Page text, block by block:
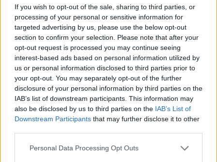
If you wish to opt-out of the sale, sharing to third parties, or
processing of your personal or sensitive information for
targeted advertising by us, please use the below opt-out
section to confirm your selection. Please note that after your
opt-out request is processed you may continue seeing
interest-based ads based on personal information utilized by
us or personal information disclosed to third parties prior to
your opt-out. You may separately opt-out of the further
disclosure of your personal information by third parties on the
IAB’s list of downstream participants. This information may
also be disclosed by us to third parties on the IAB’s List of
Downstream Participants that may further disclose it to other
Personal Data Processing Opt Outs
Nebenwirkungen
brennendes Gefühl
Bauchschwellung
Soll sie nach Bein-OP zur Thromboseprophylaxe nehmen.
Die Einstichstelle brennt und ich habe lauter blaue
Flecken am Bauch, aber das ist nicht schlimm. Was
wirklich schlimm ist, ist die Tatsache, dass die Spritzen
stumpf sind!!!! Verstehe nicht, wie man solch einen Mist
verkaufen kann!!! Man muss mehrfach auf die gleiche
Stelle mit Wucht einstechen, bis die blöde Spritze ...
Lesen Sie mehr
ihre erfahrung